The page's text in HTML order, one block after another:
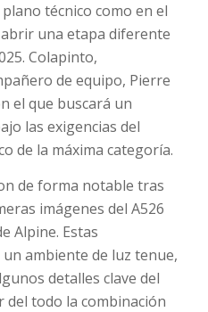
técnico como en el
una etapa diferente
Colapinto,
de equipo, Pierre
el que buscará un
las exigencias del
de la máxima categoría.
de forma notable tras
imágenes del A526
Alpine. Estas
ambiente de luz tenue,
detalles clave del
del todo la combinación